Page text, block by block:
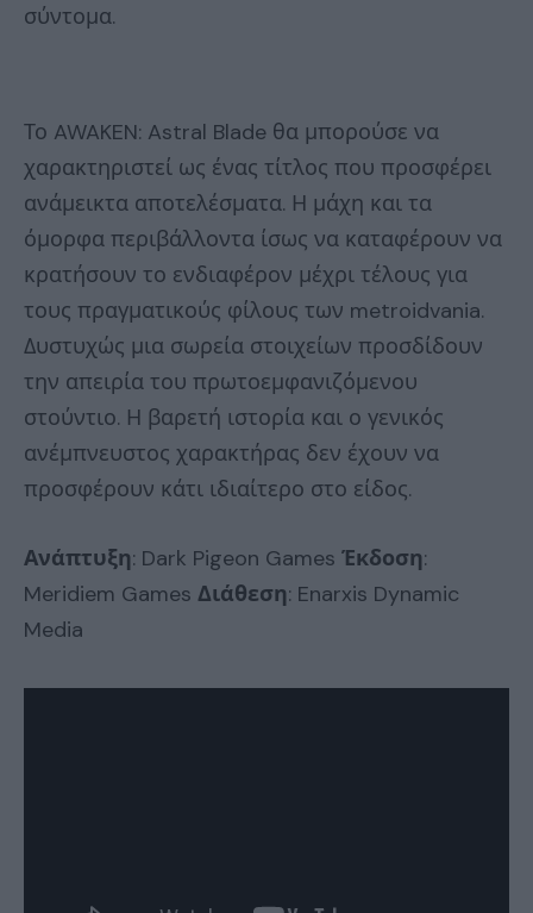
σύντομα.
Το AWAKEN: Astral Blade θα μπορούσε να
χαρακτηριστεί ως ένας τίτλος που προσφέρει
ανάμεικτα αποτελέσματα. Η μάχη και τα
όμορφα περιβάλλοντα ίσως να καταφέρουν να
κρατήσουν το ενδιαφέρον μέχρι τέλους για
τους πραγματικούς φίλους των metroidvania.
Δυστυχώς μια σωρεία στοιχείων προσδίδουν
την απειρία του πρωτοεμφανιζόμενου
στούντιο. Η βαρετή ιστορία και ο γενικός
ανέμπνευστος χαρακτήρας δεν έχουν να
προσφέρουν κάτι ιδιαίτερο στο είδος.
Ανάπτυξη: Dark Pigeon Games Έκδοση:
Meridiem Games Διάθεση: Enarxis Dynamic
Media